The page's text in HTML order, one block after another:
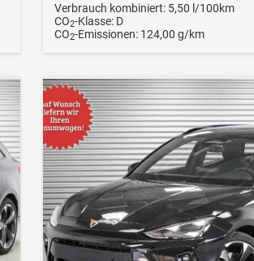
Verbrauch kombiniert: 5,50 l/100km
CO2-Klasse: D
CO2-Emissionen: 124,00 g/km